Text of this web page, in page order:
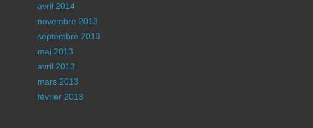
avril 2014
novembre 2013
septembre 2013
mai 2013
avril 2013
mars 2013
février 2013